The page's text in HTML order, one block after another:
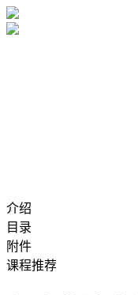
介绍
目录
附件
课程推荐